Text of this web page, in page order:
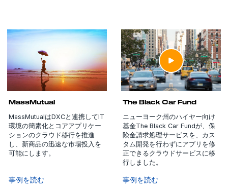
MassMutual
MassMutualはDXCと連携してIT
環境の簡素化とコアアプリケー
ションのクラウド移行を推進
し、新商品の迅速な市場投入を
可能にします。
事例を読む
The Black Car Fund
ニューヨーク州のハイヤー向け
基金The Black Car Fundが、保
険金請求処理サービスを、カス
タム開発を行わずにアプリを修
正できるクラウドサービスに移
行しました。
事例を読む